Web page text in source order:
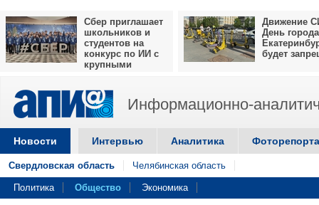
Сбер приглашает
школьников и
студентов на
конкурс по ИИ с
крупными
Движение
День города
будет
Информационно-
Новости Интервью Аналитика
Свердловская область Челябинская область
Политика Общество Экономика